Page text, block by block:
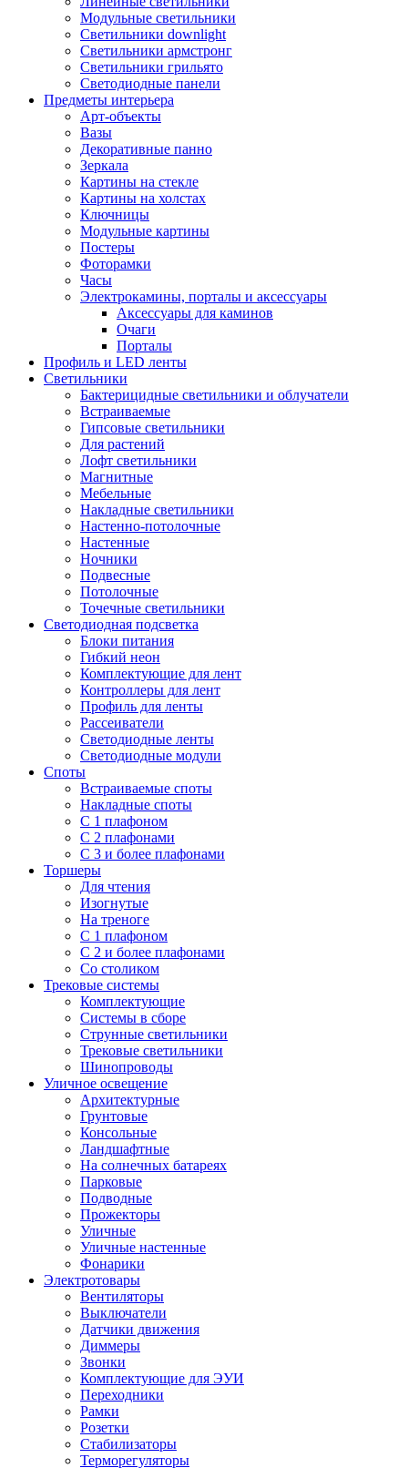
Модульные светильники
Светильники downlight
Светильники армстронг
Светильники грильято
Светодиодные панели
Предметы интерьера
Арт-объекты
Вазы
Декоративные панно
Зеркала
Картины на стекле
Картины на холстах
Ключницы
Модульные картины
Постеры
Фоторамки
Часы
Электрокамины, порталы и аксессуары
Аксессуары для каминов
Очаги
Порталы
Профиль и LED ленты
Светильники
Бактерицидные светильники и облучатели
Встраиваемые
Гипсовые светильники
Для растений
Лофт светильники
Магнитные
Мебельные
Накладные светильники
Настенно-потолочные
Настенные
Ночники
Подвесные
Потолочные
Точечные светильники
Светодиодная подсветка
Блоки питания
Гибкий неон
Комплектующие для лент
Контроллеры для лент
Профиль для ленты
Рассеиватели
Светодиодные ленты
Светодиодные модули
Споты
Встраиваемые споты
Накладные споты
С 1 плафоном
С 2 плафонами
С 3 и более плафонами
Торшеры
Для чтения
Изогнутые
На треноге
С 1 плафоном
С 2 и более плафонами
Со столиком
Трековые системы
Комплектующие
Системы в сборе
Струнные светильники
Трековые светильники
Шинопроводы
Уличное освещение
Архитектурные
Грунтовые
Консольные
Ландшафтные
На солнечных батареях
Парковые
Подводные
Прожекторы
Уличные
Уличные настенные
Фонарики
Электротовары
Вентиляторы
Выключатели
Датчики движения
Диммеры
Звонки
Комплектующие для ЭУИ
Переходники
Рамки
Розетки
Стабилизаторы
Терморегуляторы